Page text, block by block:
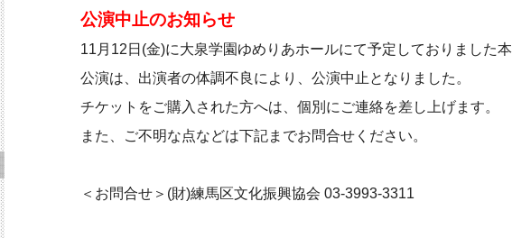
公演中止のお知らせ
11月12日(金)に大泉学園ゆめりあホールにて予定しておりました本
公演は、出演者の体調不良により、公演中止となりました。
チケットをご購入された方へは、個別にご連絡を差し上げます。
また、ご不明な点などは下記までお問合せください。
＜お問合せ＞(財)練馬区文化振興協会 03-3993-3311